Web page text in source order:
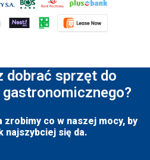
dobrać sprzęt do
zrobimy co w naszej mocy, by
najszybciej się da.